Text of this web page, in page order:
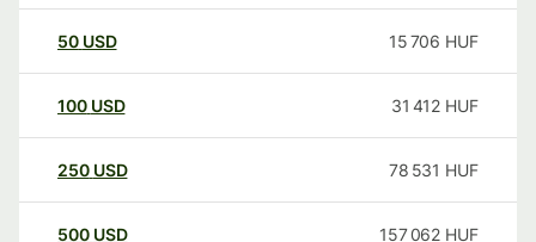
50 USD 15 706 HUF
100 USD 31 412 HUF
250 USD 78 531 HUF
500 USD 157 062 HUF